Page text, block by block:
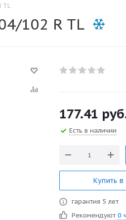
TL
102 R TL
177.41
Есть в наличии
Купить в
гарантия 5 лет
Рекомендуют 0